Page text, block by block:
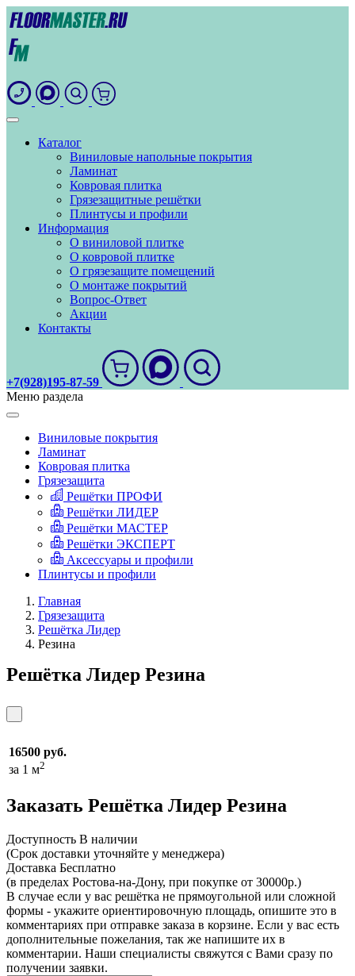
Каталог
Виниловые напольные покрытия
Ламинат
Ковровая плитка
Грязезащитные решётки
Плинтусы и профили
Информация
О виниловой плитке
О ковровой плитке
О грязезащите помещений
О монтаже покрытий
Вопрос-Ответ
Акции
Контакты
+7(928)195-87-59
Меню раздела
Виниловые покрытия
Ламинат
Ковровая плитка
Грязезащита
Решётки ПРОФИ
Решётки ЛИДЕР
Решётки МАСТЕР
Решётки ЭКСПЕРТ
Аксессуары и профили
Плинтусы и профили
Главная
Грязезащита
Решётка Лидер
Резина
Решётка Лидер Резина
16500 руб.
за 1 м2
Заказать Решётка Лидер Резина
Доcтупность В наличии
(Срок доставки уточняйте у менеджера)
Доставка Бесплатно
(в пределах Ростова-на-Дону, при покупке от 30000р.)
В случае если у вас решётка не прямоугольной или сложной
формы - укажите ориентировочную площадь, опишите это в
комментариях при отправке заказа в корзине. Если у вас есть
дополнительные пожелания, так же напишите их в
комментарии. Наши специалисты свяжутся с Вами сразу по
получении заявки.